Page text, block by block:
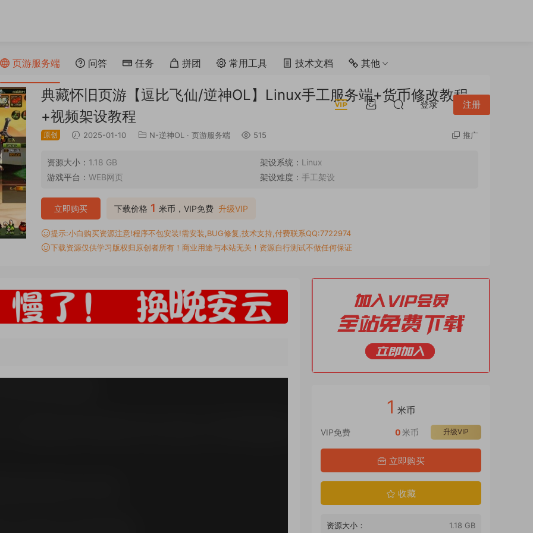
页游服务端 问答 任务 拼团 常用工具 技术文档 其他
登录 注册
典藏怀旧页游【逗比飞仙/逆神OL】Linux手工服务端+货币修改教程
+视频架设教程
原创 2025-01-10 N-逆神OL · 页游服务端 515 推广
资源大小： 1.18 GB 架设系统： Linux
游戏平台： WEB网页 架设难度： 手工架设
下载价格 1 米币，VIP免费 升级VIP
立即购买
提示:小白购买资源注意!程序不包安装!需安装,BUG修复,技术支持,付费联系QQ:7722974
下载资源仅供学习版权归原创者所有！商业用途与本站无关！资源自行测试不做任何保证
1 米币
VIP免费 升级VIP
0米币
立即购买
收藏
资源大小： 1.18 GB